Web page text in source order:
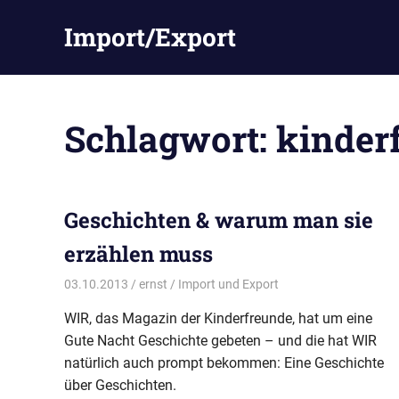
Import/Export
Schlagwort:
Geschichten & warum man sie
erzählen muss
03.10.2013 ernst Import und Export
WIR, das Magazin der Kinderfreunde, hat um eine
Gute Nacht Geschichte gebeten – und die hat WIR
natürlich auch prompt bekommen: Eine Geschichte
über Geschichten.